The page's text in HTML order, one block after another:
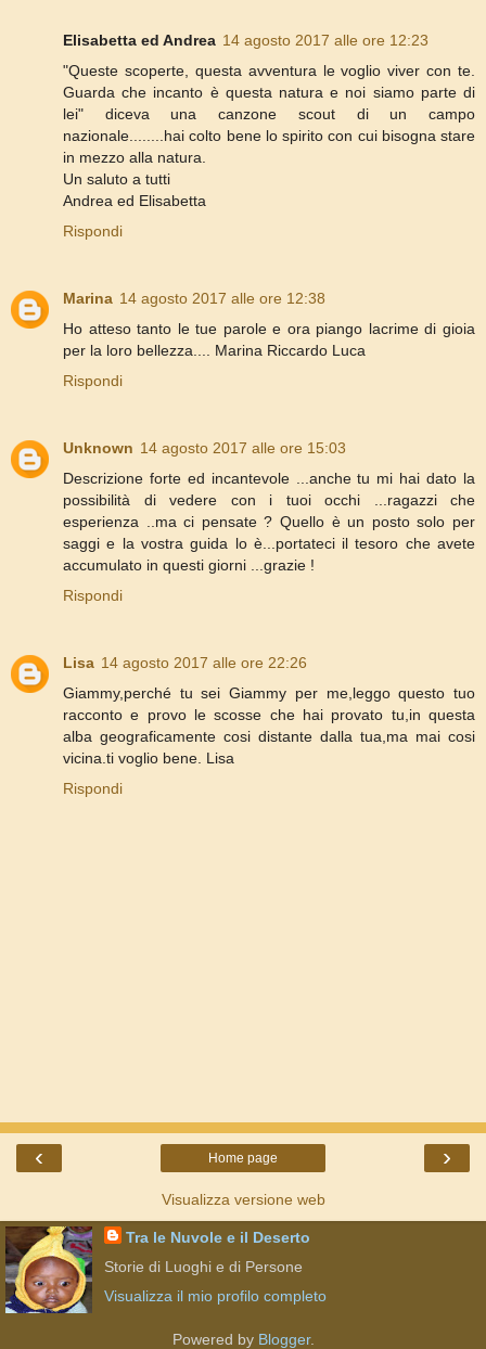
Elisabetta ed Andrea 14 agosto 2017 alle ore 12:23
"Queste scoperte, questa avventura le voglio viver con te.
Guarda che incanto è questa natura e noi siamo parte di
lei" diceva una canzone scout di un campo
nazionale........hai colto bene lo spirito con cui bisogna stare
in mezzo alla natura.
Un saluto a tutti
Andrea ed Elisabetta
Rispondi
Marina 14 agosto 2017 alle ore 12:38
Ho atteso tanto le tue parole e ora piango lacrime di gioia
per la loro bellezza.... Marina Riccardo Luca
Rispondi
Unknown 14 agosto 2017 alle ore 15:03
Descrizione forte ed incantevole ...anche tu mi hai dato la
possibilità di vedere con i tuoi occhi ...ragazzi che
esperienza ..ma ci pensate ? Quello è un posto solo per
saggi e la vostra guida lo è...portateci il tesoro che avete
accumulato in questi giorni ...grazie !
Rispondi
Lisa 14 agosto 2017 alle ore 22:26
Giammy,perché tu sei Giammy per me,leggo questo tuo
racconto e provo le scosse che hai provato tu,in questa
alba geograficamente cosi distante dalla tua,ma mai cosi
vicina.ti voglio bene. Lisa
Rispondi
‹ ›
Home page
Visualizza versione web
Tra le Nuvole e il Deserto
Storie di Luoghi e di Persone
Visualizza il mio profilo completo
Powered by Blogger.